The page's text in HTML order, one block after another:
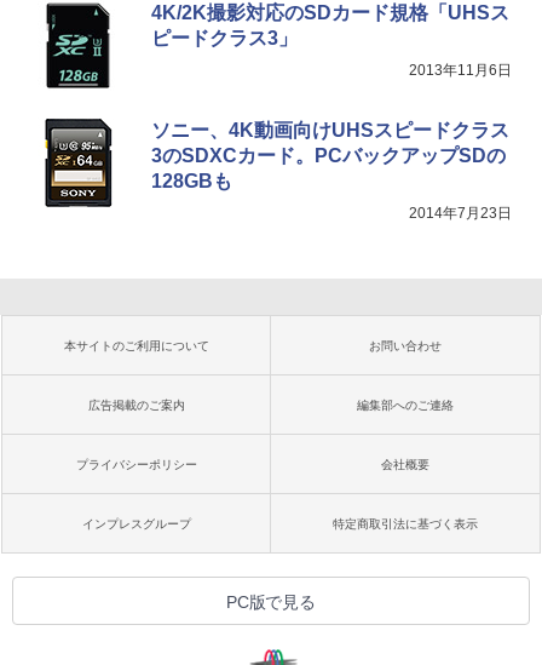
4K/2K撮影対応のSDカード規格「UHSス
ピードクラス3」
2013年11月6日
ソニー、4K動画向けUHSスピードクラス
3のSDXCカード。PCバックアップSDの
128GBも
2014年7月23日
本サイトのご利用について お問い合わせ
広告掲載のご案内 編集部へのご連絡
プライバシーポリシー 会社概要
インプレスグループ 特定商取引法に基づく表示
PC版で見る